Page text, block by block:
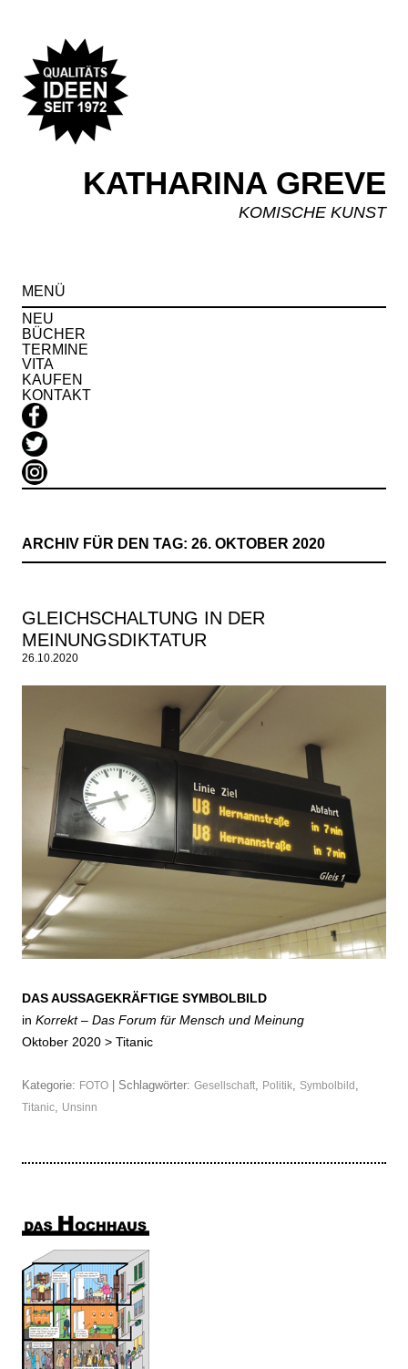
KATHARINA GREVE
KOMISCHE KUNST
MENÜ
NEU
BÜCHER
TERMINE
VITA
KAUFEN
KONTAKT
ARCHIV FÜR DEN TAG: 26. OKTOBER 2020
GLEICHSCHALTUNG IN DER
MEINUNGSDIKTATUR
26.10.2020
DAS AUSSAGEKRÄFTIGE SYMBOLBILD
in Korrekt – Das Forum für Mensch und Meinung
Oktober 2020 > Titanic
Kategorie: FOTO | Schlagwörter: Gesellschaft Politik Symbolbild
Titanic Unsinn